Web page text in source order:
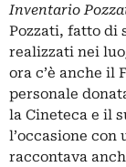
Inventario
Pozzati, fatto di
realizzati nei
ora c’è anche il
personale
la Cineteca e il
l’occasione con
raccontava